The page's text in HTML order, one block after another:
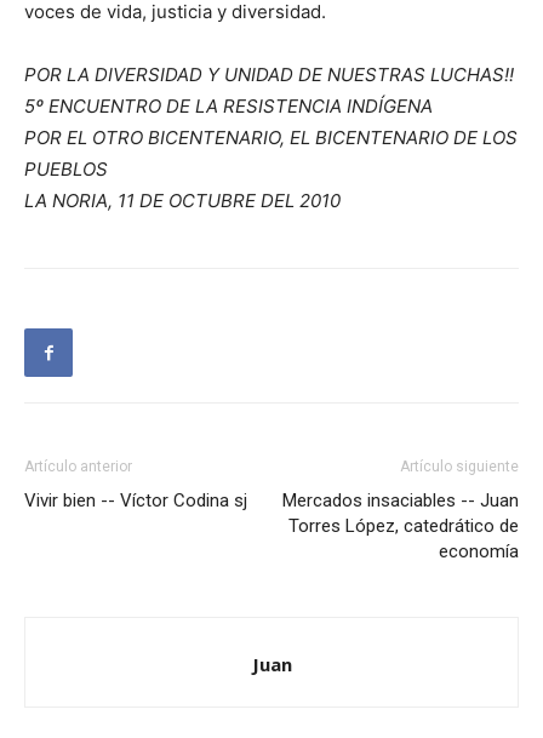
voces de vida, justicia y diversidad.
POR LA DIVERSIDAD Y UNIDAD DE NUESTRAS LUCHAS!!
5º ENCUENTRO DE LA RESISTENCIA INDÍGENA
POR EL OTRO BICENTENARIO, EL BICENTENARIO DE LOS
PUEBLOS
LA NORIA, 11 DE OCTUBRE DEL 2010
Artículo anterior
Vivir bien -- Víctor Codina sj
Artículo siguiente
Mercados insaciables -- Juan
Torres López, catedrático de
economía
Juan